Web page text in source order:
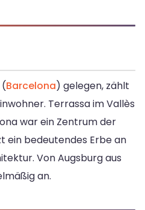
Barcelona) gelegen, zählt
Terrassa im Vallès
war ein Zentrum der
ein bedeutendes Erbe an
Von Augsburg aus
an.